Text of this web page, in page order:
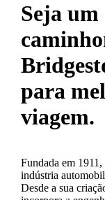
Seja
para
viagem.
Fundada em
indústria
Desde a sua